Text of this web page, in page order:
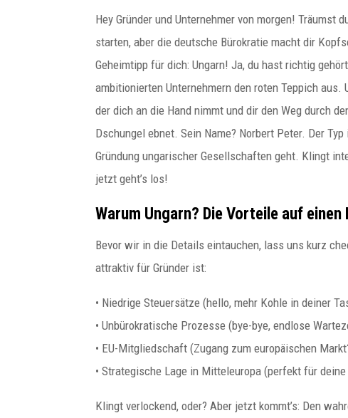
Hey Gründer und Unternehmer von morgen! Träumst
starten, aber die deutsche Bürokratie macht dir
Geheimtipp für dich: Ungarn! Ja, du hast richtig
ambitionierten Unternehmern den roten Teppich aus.
der dich an die Hand nimmt und dir den Weg durch
Dschungel ebnet. Sein Name? Norbert Peter. Der
Gründung ungarischer Gesellschaften geht. Klingt
jetzt geht’s los!
Warum Ungarn? Die Vorteile auf einen
Bevor wir in die Details eintauchen, lass uns kurz
attraktiv für Gründer ist:
• Niedrige Steuersätze (hello, mehr Kohle in deiner
• Unbürokratische Prozesse (bye-bye, endlose
• EU-Mitgliedschaft (Zugang zum europäischen
• Strategische Lage in Mitteleuropa (perfekt für deine
Klingt verlockend, oder? Aber jetzt kommt’s: Den
paulitz
Budapester Experte für
internationale
Unternehmensstrukturen
Budapester Experte für
Unternehmensstrukturen Wer